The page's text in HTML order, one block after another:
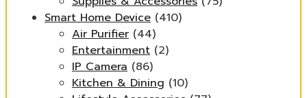
Smart Home Device (410)
Air Purifier (44)
Entertainment (2)
IP Camera (86)
Kitchen & Dining (10)